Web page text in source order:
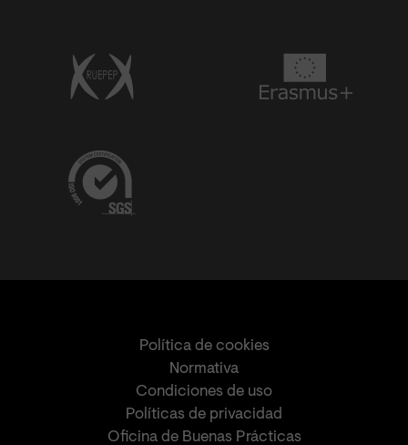
Política de cookies
Normativa
Condiciones de uso
Políticas de privacidad
Oficina de Buenas Prácticas